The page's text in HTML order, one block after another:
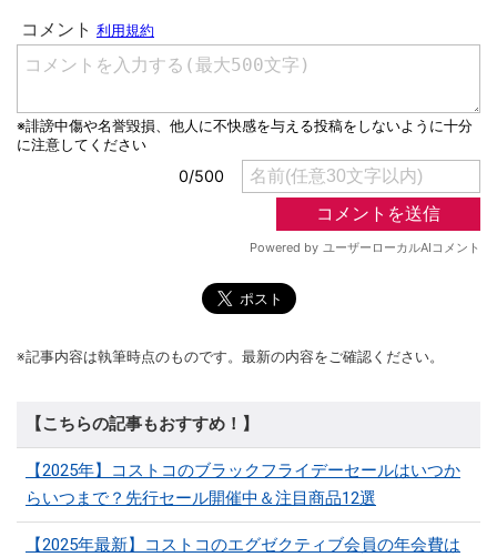
※記事内容は執筆時点のものです。最新の内容をご確認ください。
【こちらの記事もおすすめ！】
【2025年】コストコのブラックフライデーセールはいつか
らいつまで？先行セール開催中＆注目商品12選
【2025年最新】コストコのエグゼクティブ会員の年会費は